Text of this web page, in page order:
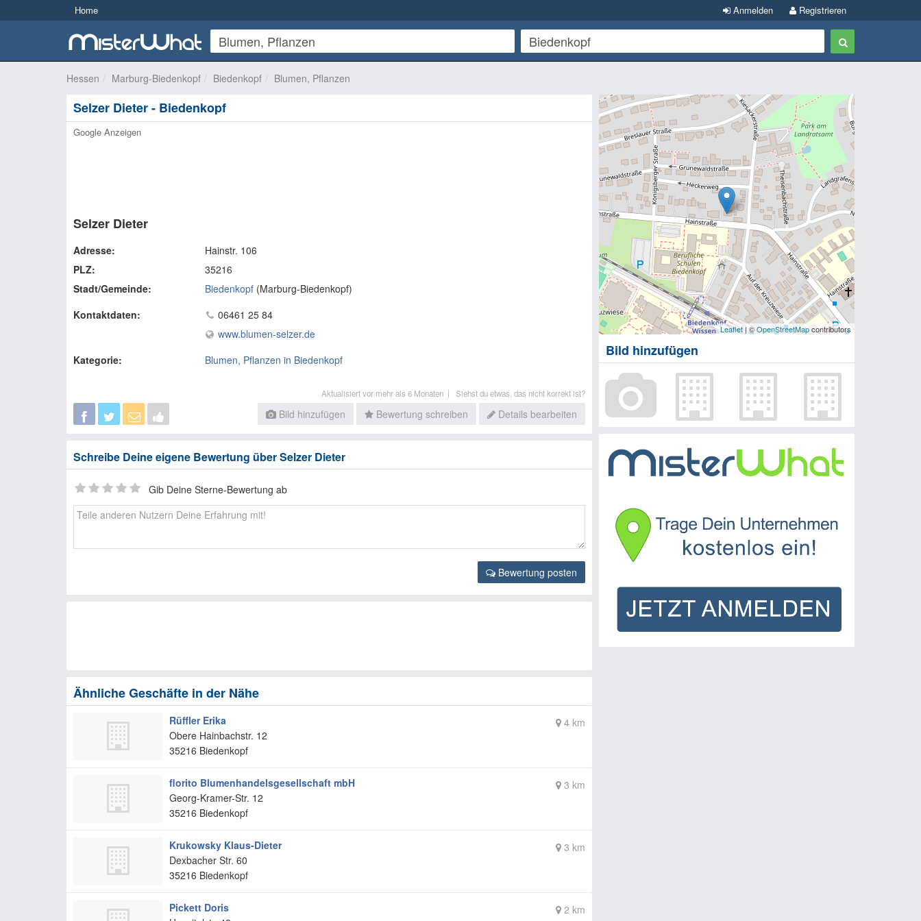
Home Registrieren
Anmelden
Hessen Marburg-Biedenkopf Biedenkopf Blumen, Pflanzen
Selzer Dieter - Biedenkopf
Google Anzeigen
Selzer Dieter
Adresse:
Hainstr. 106
PLZ:
35216
Stadt/Gemeinde:
Biedenkopf(Marburg-Biedenkopf)
Kontaktdaten:
06461 25 84
www.blumen-selzer.de
Kategorie:
Blumen, Pflanzen in Biedenkopf
Aktualisiert vor mehr als 6 Monaten | Siehst du etwas, das nicht korrekt ist?
Bild hinzufügen Bewertung schreiben Details bearbeiten
Schreibe Deine eigene Bewertung über Selzer Dieter
Gib Deine Sterne-Bewertung ab
Bewertung posten
Ähnliche Geschäfte in der Nähe
4 km
Rüffler Erika
Obere Hainbachstr. 12
35216 Biedenkopf
3 km
florito Blumenhandelsgesellschaft mbH
Georg-Kramer-Str. 12
35216 Biedenkopf
3 km
Krukowsky Klaus-Dieter
Dexbacher Str. 60
35216 Biedenkopf
2 km
Pickett Doris
Leaflet| ©OpenStreetMapcontributors
Bild hinzufügen